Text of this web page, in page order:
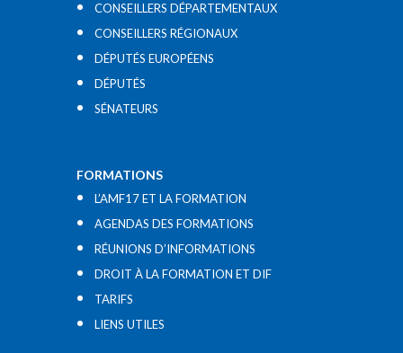
CONSEILLERS DÉPARTEMENTAUX
CONSEILLERS RÉGIONAUX
DÉPUTÉS EUROPÉENS
DÉPUTÉS
SÉNATEURS
FORMATIONS
L’AMF17 ET LA FORMATION
AGENDAS DES FORMATIONS
RÉUNIONS D’INFORMATIONS
DROIT À LA FORMATION ET DIF
TARIFS
LIENS UTILES​